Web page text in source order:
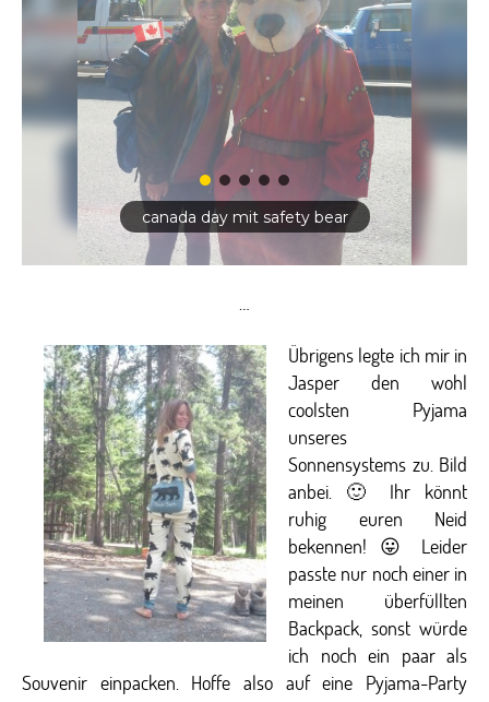
canada day mit safety bear
…
Übrigens legte ich mir in
Jasper den wohl
coolsten Pyjama
unseres
Sonnensystems zu. Bild
anbei. 🙂 Ihr könnt
ruhig euren Neid
bekennen! 😛 Leider
passte nur noch einer in
meinen überfüllten
Backpack, sonst würde
ich noch ein paar als
Souvenir einpacken. Hoffe also auf eine Pyjama-Party